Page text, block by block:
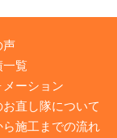
声
一覧
メーション
直し隊について
ら施工までの流れ